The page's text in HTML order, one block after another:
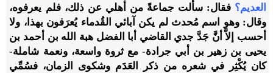
العديم؟ فقال: سألت جماعةً من أهلي عن ذلك، فلم يعرفوه،
وقال: وهو اسم مُحدث لم يكن آبائي القُدماء يُعرَفون بهذا، ولا
أحسب إلاَّ أنَّ جَدَّ جدي القاضي أبا الفضل هبة الله بن أحمد بن
يحيى بن زهير بن أبي جرادة- مع ثروة واسعة، ونعمة شاملة-
كان يُكْثِر في شعره من ذكر العَدَم وشكوى الزمان، فسُمِّي